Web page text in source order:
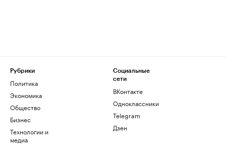
Рубрики
Политика
Экономика
Общество
Бизнес
Технологии и
медиа
Социальные
сети
ВКонтакте
Одноклассники
Telegram
Дзен